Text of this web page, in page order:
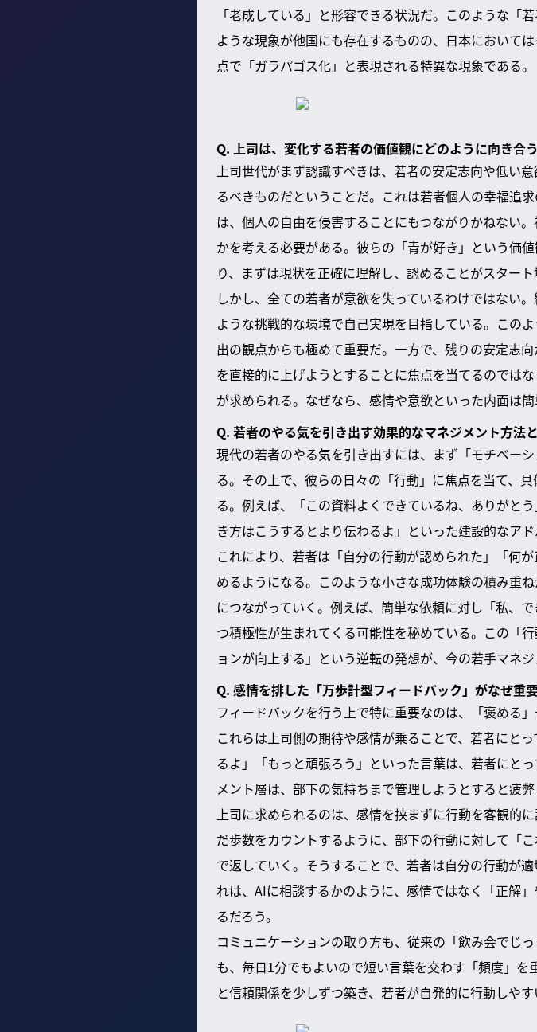
「老成している」と形容できる状況だ。このような「
ような現象が他国にも存在するものの、日本において
点で「ガラパゴス化」と表現される特異な現象である。
Q. 上司は、変化する若者の価値観にどのように向き合
上司世代がまず認識すべきは、若者の安定志向や低い
るべきものだということだ。これは若者個人の幸福追
は、個人の自由を侵害することにもつながりかねない
かを考える必要がある。彼らの「青が好き」という価
り、まずは現状を正確に理解し、認めることがスタート
しかし、全ての若者が意欲を失っているわけではない
ような挑戦的な環境で自己実現を目指している。この
出の観点からも極めて重要だ。一方で、残りの安定志
を直接的に上げようとすることに焦点を当てるのでは
が求められる。なぜなら、感情や意欲といった内面は簡
Q. 若者のやる気を引き出す効果的なマネジメント方法
現代の若者のやる気を引き出すには、まず「モチベー
る。その上で、彼らの日々の「行動」に焦点を当て、
る。例えば、「この資料よくできているね、ありがと
き方はこうするとより伝わるよ」といった建設的なア
これにより、若者は「自分の行動が認められた」「何
めるようになる。このような小さな成功体験の積み重
につながっていく。例えば、簡単な依頼に対し「私、
つ積極性が生まれてくる可能性を秘めている。この「
ョンが向上する」という逆転の発想が、今の若手マネジ
Q. 感情を排した「万歩計型フィードバック」がなぜ重
フィードバックを行う上で特に重要なのは、「褒める
これらは上司側の期待や感情が乗ることで、若者にと
るよ」「もっと頑張ろう」といった言葉は、若者にと
メント層は、部下の気持ちまで管理しようとすると疲
上司に求められるのは、感情を挟まずに行動を客観的
だ歩数をカウントするように、部下の行動に対して「
で返していく。そうすることで、若者は自分の行動が
れは、AIに相談するかのように、感情ではなく「正解
るだろう。
コミュニケーションの取り方も、従来の「飲み会でじ
も、毎日1分でもよいので短い言葉を交わす「頻度」
と信頼関係を少しずつ築き、若者が自発的に行動しや